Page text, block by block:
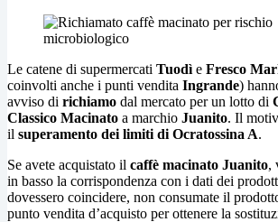
Le catene di supermercati Tuodì e Fresco
coinvolti anche i punti vendita Ingrande)
avviso di richiamo dal mercato per un lotto di
Classico Macinato a marchio Juanito. Il
il superamento dei limiti di Ocratossina A.
Se avete acquistato il caffè macinato Juanito,
in basso la corrispondenza con i dati dei
dovessero coincidere, non consumate il
punto vendita d’acquisto per ottenere la